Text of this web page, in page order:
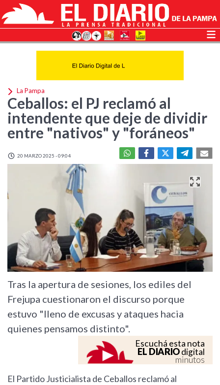
La Pampa
Ceballos: el PJ reclamó al
intendente que deje de dividir
entre "nativos" y "foráneos"
20 MARZO 2025 - 09:04
Tras la apertura de sesiones, los ediles del
Frejupa cuestionaron el discurso porque
estuvo "lleno de excusas y ataques hacia
quienes pensamos distinto".
Escuchá esta nota
EL DIARIOdigital
minutos
El Partido Justicialista de Ceballos reclamó al